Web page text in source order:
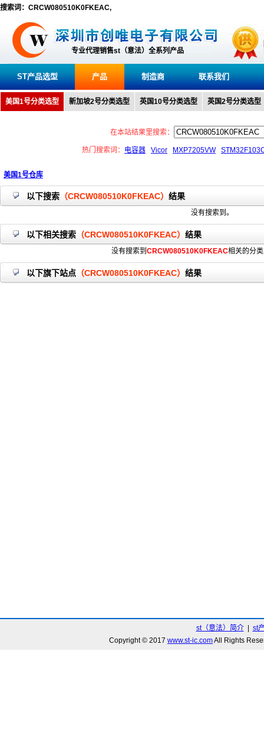
搜索词：CRCW080510K0FKEAC,
专业代理销售st（意法）全系列产品
ST产品选型 产品 制造商 联系我们
美国1号分类选型 新加坡2号分类选型 英国10号分类选型 英国2号分类选型
在本站结果里搜索：
热门搜索词： 电容器 Vicor MXP7205VW
美国1号仓库
以下搜索 （CRCW080510K0FKEAC） 结果
没有搜索到。
以下相关搜索 （CRCW080510K0FKEAC） 结果
没有搜索到 CRCW080510K0FKEAC相关的分
以下旗下站点 （CRCW080510K0FKEAC） 结果
st（意法）简介| st
Copyright © 2017 www.st-ic.comAll Rights